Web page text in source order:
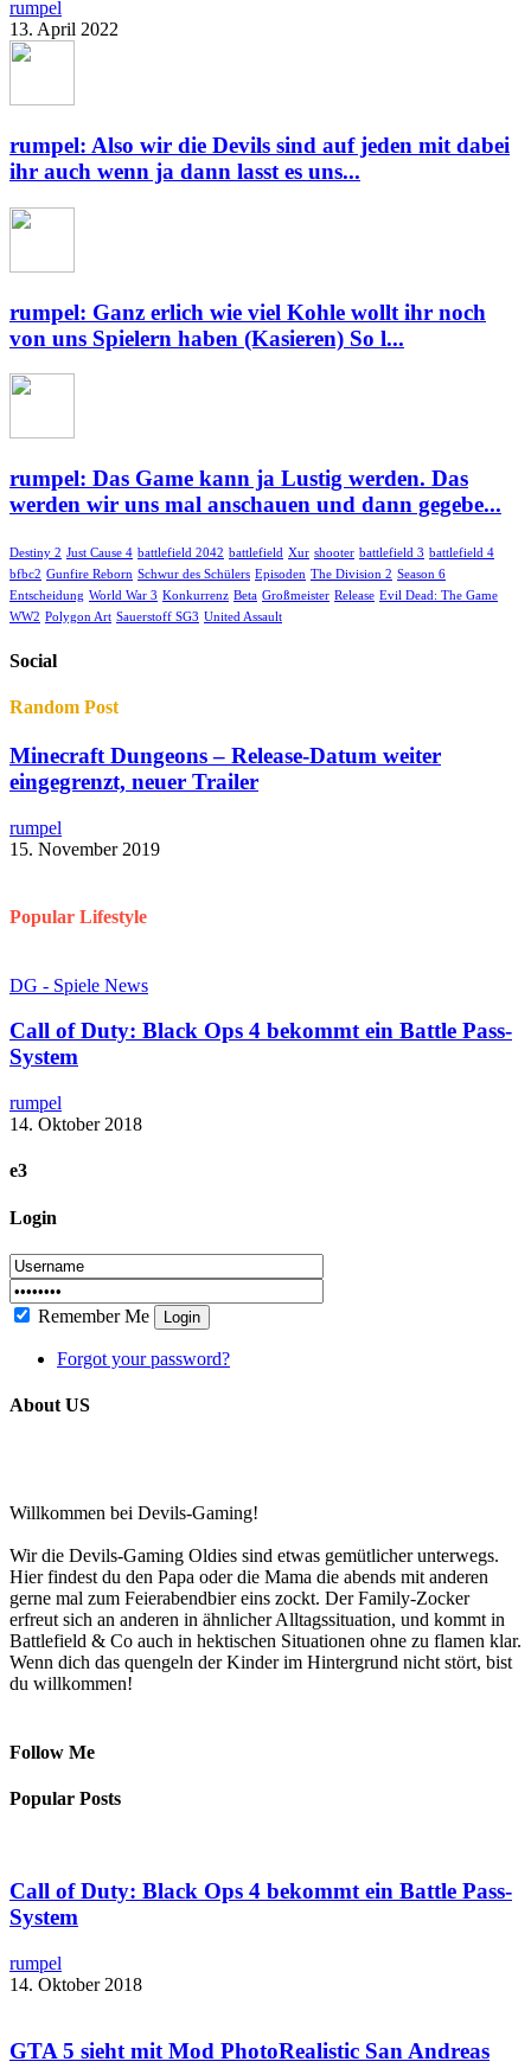
rumpel
13. April 2022
rumpel: Also wir die Devils sind auf jeden mit dabei
ihr auch wenn ja dann lasst es uns...
rumpel: Ganz erlich wie viel Kohle wollt ihr noch
von uns Spielern haben (Kasieren) So l...
rumpel: Das Game kann ja Lustig werden. Das
werden wir uns mal anschauen und dann gegebe...
Destiny 2 Just Cause 4 battlefield 2042 battlefield Xur shooter battlefield 3 battlefield 4
bfbc2 Gunfire Reborn Schwur des Schülers Episoden The Division 2 Season 6
Entscheidung World War 3 Konkurrenz Beta Großmeister Release Evil Dead: The Game
WW2 Polygon Art Sauerstoff SG3 United Assault
Social
Random Post
Minecraft Dungeons – Release-Datum weiter
eingegrenzt, neuer Trailer
rumpel
15. November 2019
Popular Lifestyle
DG - Spiele News
Call of Duty: Black Ops 4 bekommt ein Battle Pass-
System
rumpel
14. Oktober 2018
e3
Login
Remember Me Login
Forgot your password?
About US
Willkommen bei Devils-Gaming!
Wir die Devils-Gaming Oldies sind etwas gemütlicher unterwegs.
Hier findest du den Papa oder die Mama die abends mit anderen
gerne mal zum Feierabendbier eins zockt. Der Family-Zocker
erfreut sich an anderen in ähnlicher Alltagssituation, und kommt in
Battlefield & Co auch in hektischen Situationen ohne zu flamen klar.
Wenn dich das quengeln der Kinder im Hintergrund nicht stört, bist
du willkommen!
Follow Me
Popular Posts
Call of Duty: Black Ops 4 bekommt ein Battle Pass-
System
rumpel
14. Oktober 2018
GTA 5 sieht mit ​Mod PhotoRealistic San Andreas